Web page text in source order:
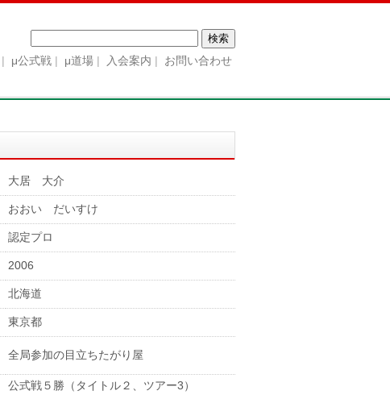
索:
μ公式戦 μ道場 入会案内 お問い合わせ
大居 大介
おおい だいすけ
認定プロ
2006
北海道
東京都
全局参加の目立ちたがり屋
公式戦５勝（タイトル２、ツアー3）